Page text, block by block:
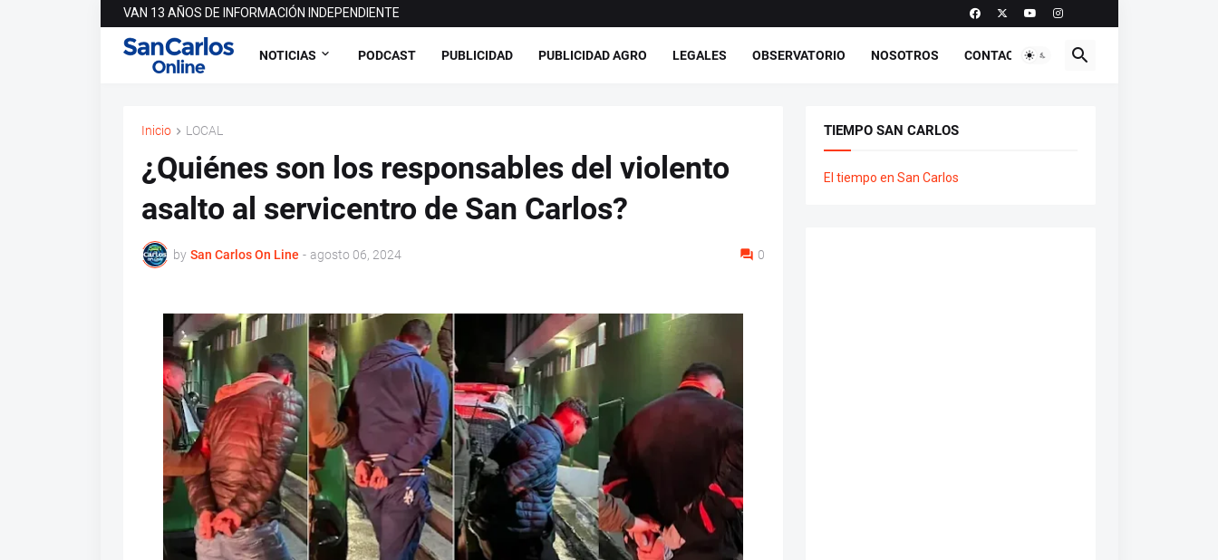
VAN 13 AÑOS DE INFORMACIÓN INDEPENDIENTE
NOTICIAS PODCAST PUBLICIDAD PUBLICIDAD AGRO LEGALES OBSERVATORIO NOSOTROS CONTACTO
Inicio LOCAL
¿Quiénes son los responsables del violento
asalto al servicentro de San Carlos?
by San Carlos On Line - agosto 06, 2024 0
TIEMPO SAN CARLOS
El tiempo en San Carlos